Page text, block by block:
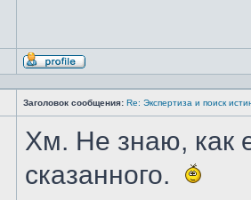
Профиль
Заголовок сообщения: Re: Экспертиза и поиск
Хм. Не знаю, как
сказанного.